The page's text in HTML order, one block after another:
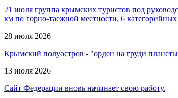
21 июля группа крымских туристов под
км по горно-таежной местности, 6
28 июля 2026
Крымский полуостров - "орден на груди
13 июля 2026
Сайт Федерации вновь начинает свою работу.